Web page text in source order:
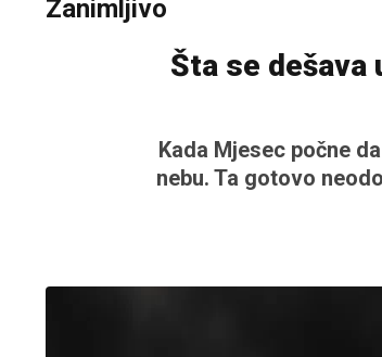
Zanimljivo
Šta se dešava
Kada Mjesec počne
nebu. Ta gotovo